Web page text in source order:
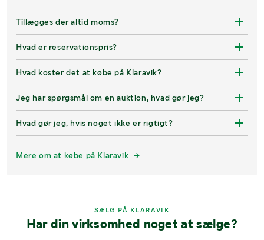
Tillægges der altid moms?
Hvad er reservationspris?
Hvad koster det at købe på Klaravik?
Jeg har spørgsmål om en auktion, hvad gør jeg?
Hvad gør jeg, hvis noget ikke er rigtigt?
Mere om at købe på Klaravik
SÆLG PÅ KLARAVIK
Har din virksomhed noget at sælge?